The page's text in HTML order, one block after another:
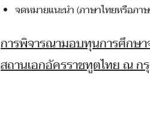
จดหมายแนะนำ (ภาษาไทยหรือภา
การพิจารณามอบทุนการศึกษ
สถานเอกอัครราชทูตไทย ณ ก